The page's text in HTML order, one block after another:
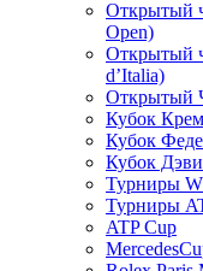
Открытый
Open)
Открытый
d’Italia)
Открытый
Кубок
Кубок
Кубок
Турниры
Турниры
ATP Cup